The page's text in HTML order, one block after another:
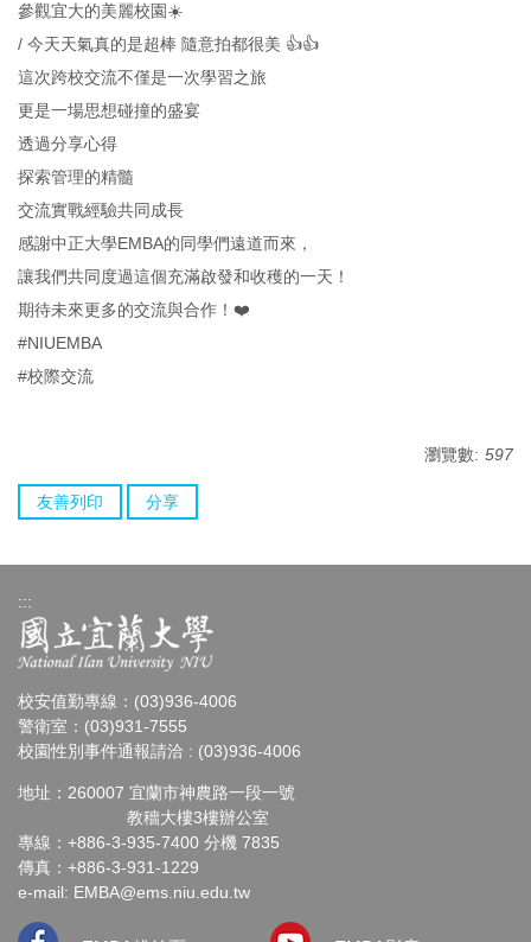
參觀宜大的美麗校園☀️
/ 今天天氣真的是超棒 隨意拍都很美 👍👍
這次跨校交流不僅是一次學習之旅
更是一場思想碰撞的盛宴
透過分享心得
探索管理的精髓
交流實戰經驗共同成長
感謝中正大學EMBA的同學們遠道而來，
讓我們共同度過這個充滿啟發和收穫的一天！
期待未來更多的交流與合作！❤️
#NIUEMBA
#校際交流
瀏覽數: 597
友善列印 分享
:::
校安值勤專線：(03)936-4006
警衛室：(03)931-7555
校園性別事件通報請洽 : (03)936-4006
地址：260007 宜蘭市神農路一段一號
教穡大樓3樓辦公室
專線：+886-3-935-7400 分機 7835
傳真：+886-3-931-1229
e-mail: EMBA@ems.niu.edu.tw